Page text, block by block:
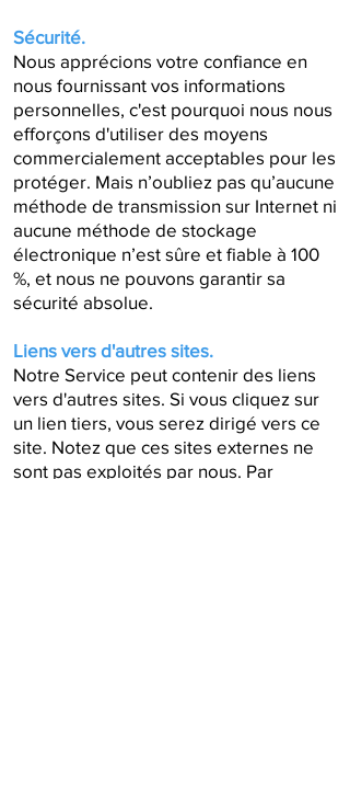
Sécurité.
Nous apprécions votre confiance en
nous fournissant vos informations
personnelles, c'est pourquoi nous nous
efforçons d'utiliser des moyens
commercialement acceptables pour les
protéger. Mais n’oubliez pas qu’aucune
méthode de transmission sur Internet ni
aucune méthode de stockage
électronique n’est sûre et fiable à 100
%, et nous ne pouvons garantir sa
sécurité absolue.
Liens vers d'autres sites.
Notre Service peut contenir des liens
vers d'autres sites. Si vous cliquez sur
un lien tiers, vous serez dirigé vers ce
site. Notez que ces sites externes ne
sont pas exploités par nous. Par